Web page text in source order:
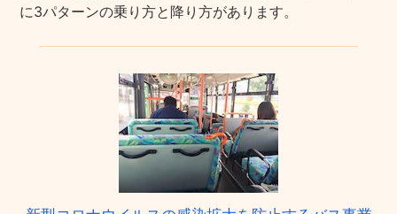
に3パターンの乗り方と降り方があります。